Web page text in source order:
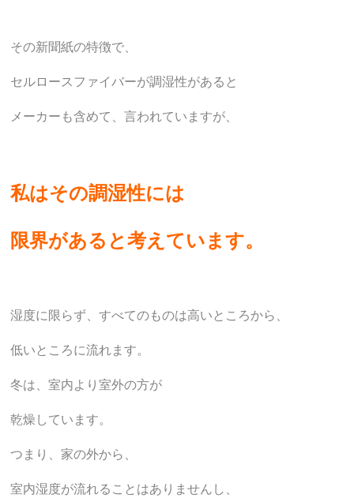
その新聞紙の特徴で、
セルロースファイバーが調湿性があると
メーカーも含めて、言われていますが、
私はその調湿性には
限界があると考えています。
湿度に限らず、すべてのものは高いところから、
低いところに流れます。
冬は、室内より室外の方が
乾燥しています。
つまり、家の外から、
室内湿度が流れることはありませんし、